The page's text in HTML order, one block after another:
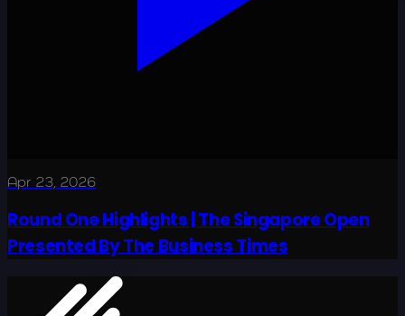
Apr 23, 2026
Round One Highlights | The Singapore Open
Presented By The Business Times